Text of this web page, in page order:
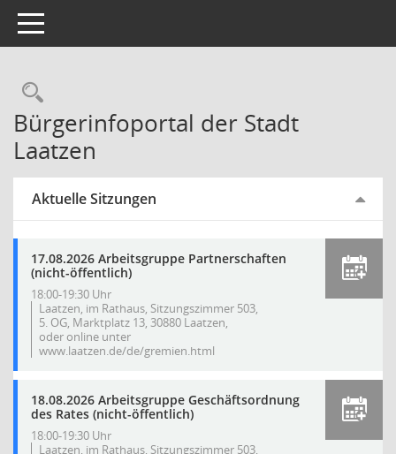
Toggle navigation
Rechercheauswahl
Bürgerinfoportal der Stadt
Laatzen
Aktuelle Sitzungen
17.08.2026 Arbeitsgruppe Partnerschaften
(nicht-öffentlich)
18:00-19:30 Uhr
Laatzen, im Rathaus, Sitzungszimmer 503,
5. OG, Marktplatz 13, 30880 Laatzen,
oder online unter
www.laatzen.de/de/gremien.html
18.08.2026 Arbeitsgruppe Geschäftsordnung
des Rates (nicht-öffentlich)
18:00-19:30 Uhr
Laatzen, im Rathaus, Sitzungszimmer 503,